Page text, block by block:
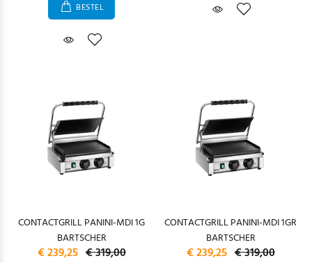
BESTEL
CONTACTGRILL PANINI-MDI 1G
BARTSCHER
€ 239,25 € 319,00
CONTACTGRILL PANINI-MDI 1GR
BARTSCHER
€ 239,25 € 319,00